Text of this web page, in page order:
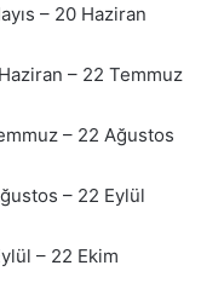
– 20 Haziran
– 22 Temmuz
– 22 Ağustos
– 22 Eylül
– 22 Ekim